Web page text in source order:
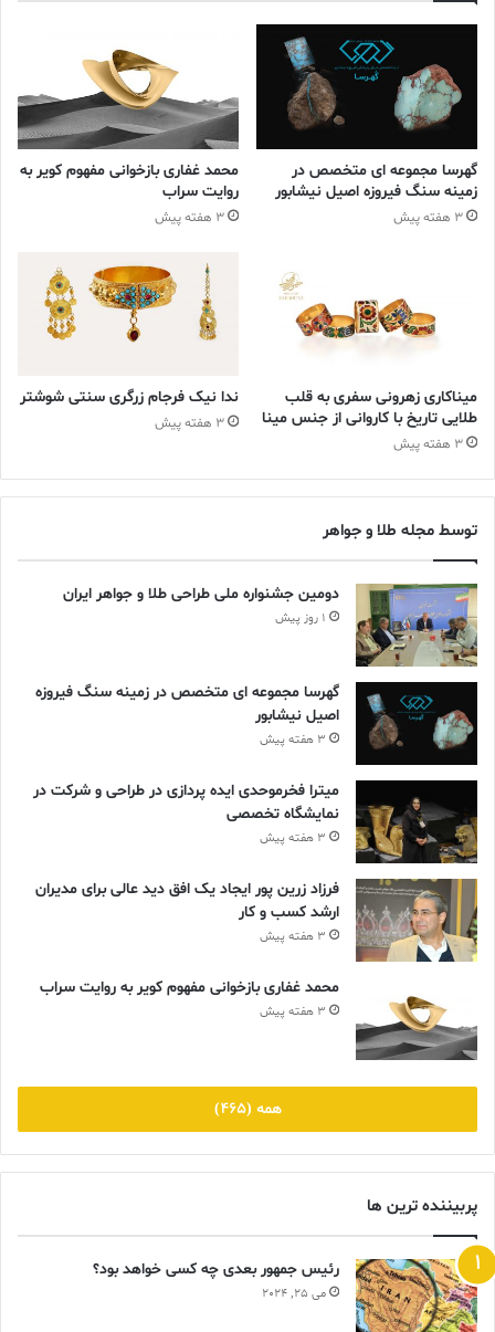
برجسته ای که توهم مهره را ایجاد می کند، اشکال گرد دوباره محبوبیت
طلایی قرار گرفته است.
جواهرات الهام گرفته از
طبیعت
اکنون بیش از هر زمان دیگری، شاهد حضور جواهرات الهام گرفته از
طبیعت هستیم، به ویژه جواهراتی که از دریای مدیترانه و مناظر اطراف
آن الهام گرفته شده اند. از جمله سنگ‌هایی در سایه‌های مختلف آبی
که یادآور آب‌های پر جنب و جوش دریا و آرامش‌بخش و آرام هستند.
حلقه‌ها دارای توپاز آبی، تانزانیت و آکوامارین هستند که تقریباً به شکل
قطرات آب ست شده‌اند.
گهرسا مجموعه ای متخصص در
زمینه سنگ فیروزه اصیل نیشابور
3 هفته پیش
محمد غفاری بازخوانی مفهوم کویر به
روایت سراب
3 هفته پیش
میناکاری زهرونی سفری به قلب
طلایی تاریخ با کاروانی از جنس مینا
3 هفته پیش
ندا نیک فرجام زرگری سنتی شوشتر
3 هفته پیش
توسط مجله طلا و جواهر
دومین جشنواره ملی طراحی طلا و جواهر ایران
1 روز پیش
گهرسا مجموعه ای متخصص در زمینه سنگ فیروزه
اصیل نیشابور
3 هفته پیش
میترا فخرموحدی ایده پردازی در طراحی و شرکت در
نمایشگاه تخصصی
3 هفته پیش
فرزاد زرین پور ایجاد یک افق دید عالی برای مدیران
ارشد کسب و کار
3 هفته پیش
محمد غفاری بازخوانی مفهوم کویر به روایت سراب
3 هفته پیش
همه (465)
پربیننده ترین ها
رئیس جمهور بعدی چه کسی خواهد بود؟
می 25, 2024